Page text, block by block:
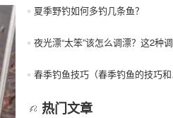
夏季野钓如何多钓几条鱼？
夜光漂“太笨”该怎么调漂？这2种调法简单还好用，野钓正合适
春季钓鱼技巧（春季钓鱼的技巧和方法）！
热门文章